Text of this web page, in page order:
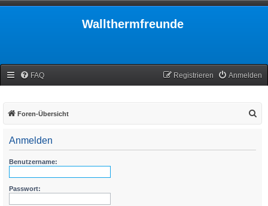
Wallthermfreunde
FAQ Anmelden
Registrieren
Foren-Übersicht
Anmelden
Benutzername:
Passwort: